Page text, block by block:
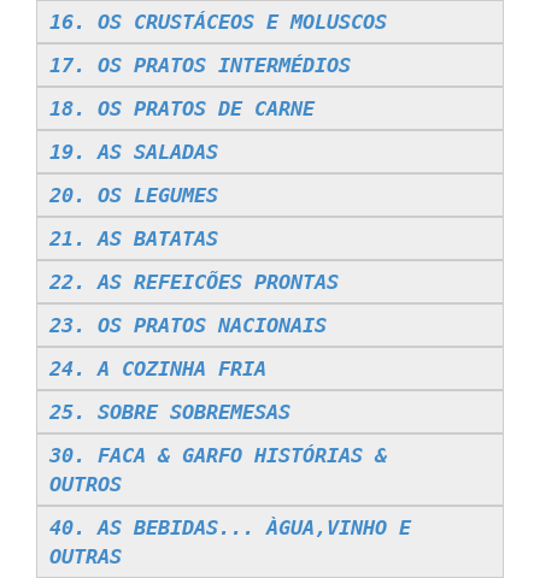
16. OS CRUSTÁCEOS E MOLUSCOS
17. OS PRATOS INTERMÉDIOS
18. OS PRATOS DE CARNE
19. AS SALADAS
20. OS LEGUMES
21. AS BATATAS
22. AS REFEICÕES PRONTAS
23. OS PRATOS NACIONAIS
24. A COZINHA FRIA
25. SOBRE SOBREMESAS
30. FACA & GARFO HISTÓRIAS &
OUTROS
40. AS BEBIDAS... ÀGUA,VINHO E
OUTRAS